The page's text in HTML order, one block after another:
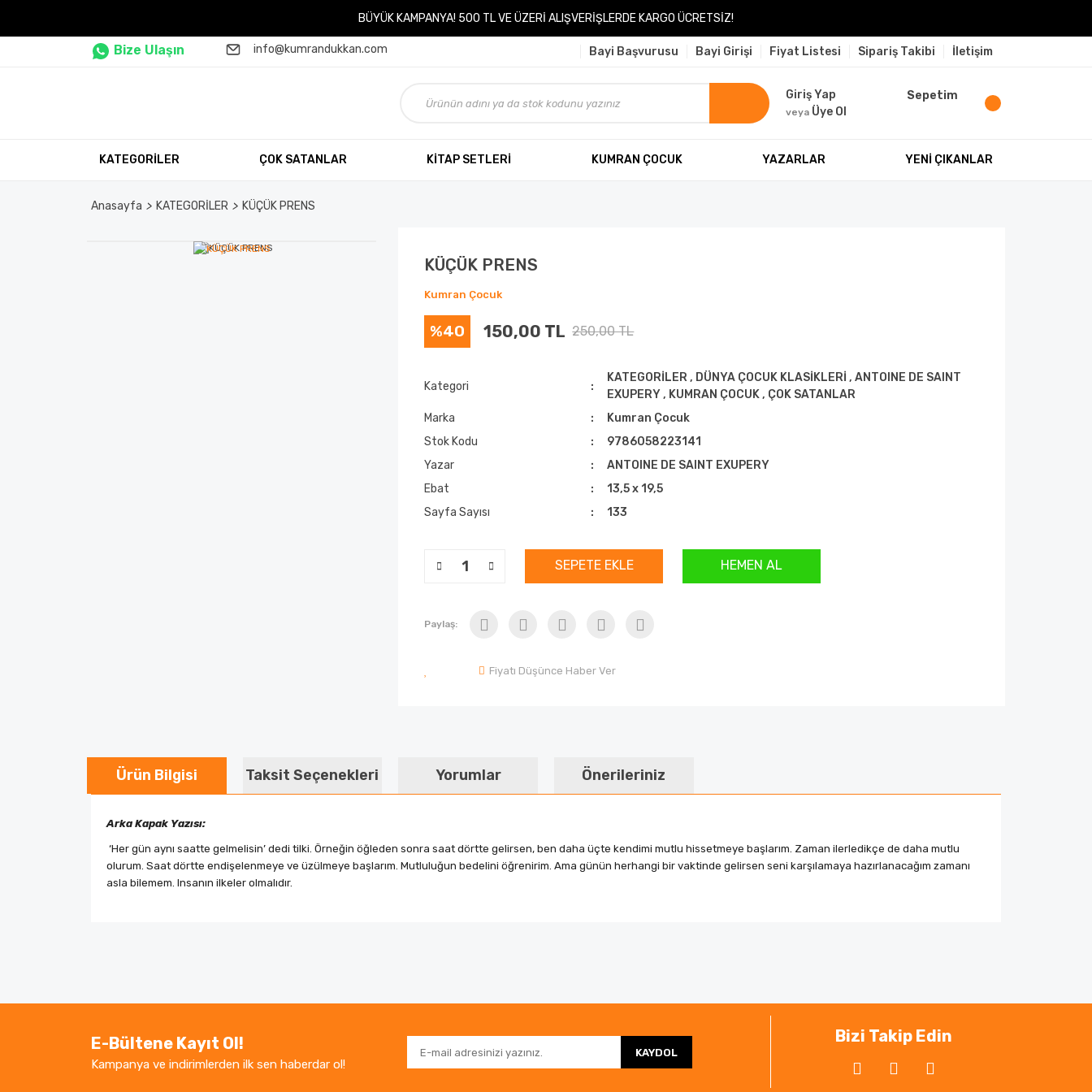
BÜYÜK KAMPANYA! 500 TL VE ÜZERİ ALIŞVERİŞLERDE KARGO ÜCRETSİZ!
Bize Ulaşın info@kumrandukkan.com Bayi Başvurusu Bayi Girişi Fiyat Listesi Sipariş Takibi İletişim
Giriş Yap
veya Üye Ol
Sepetim
KATEGORİLER ÇOK SATANLAR KİTAP SETLERİ KUMRAN ÇOCUK YAZARLAR YENİ ÇIKANLAR
Anasayfa KATEGORİLER KÜÇÜK PRENS
KÜÇÜK PRENS
Kumran Çocuk
%40 150,00 TL 250,00 TL
Kategori
KATEGORİLER , DÜNYA ÇOCUK KLASİKLERİ ,ANTOINE DE SAINT
EXUPERY, KUMRAN ÇOCUK, ÇOK SATANLAR
Marka
Kumran Çocuk
Stok Kodu
9786058223141
Yazar
ANTOINE DE SAINT EXUPERY
Ebat
13,5 x 19,5
Sayfa Sayısı
133
SEPETE EKLE HEMEN AL
Paylaş:
Fiyatı Düşünce Haber Ver
Ürün Bilgisi Taksit Seçenekleri Yorumlar Önerileriniz
Arka Kapak Yazısı:
‘Her gün aynı saatte gelmelisin’ dedi tilki. Örneğin öğleden sonra saat dörtte gelirsen, ben daha üçte kendimi mutlu hissetmeye başlarım. Zaman ilerledikçe de daha mutlu
olurum. Saat dörtte endişelenmeye ve üzülmeye başlarım. Mutluluğun bedelini öğrenirim. Ama günün herhangi bir vaktinde gelirsen seni karşılamaya hazırlanacağım zamanı
asla bilemem. Insanın ilkeler olmalıdır.
Ürün resmi kalitesiz, bozuk veya görüntülenemiyor.
Ürün bilgilerinde hatalar bulunuyor.
E-Bültene Kayıt Ol!
Kampanya ve indirimlerden ilk sen haberdar ol!
KAYDOL
Bizi Takip Edin